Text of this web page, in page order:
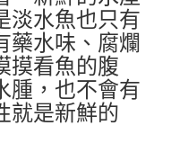
淡水魚也只有
藥水味、腐爛
摸看魚的腹
腫，也不會有
就是新鮮的